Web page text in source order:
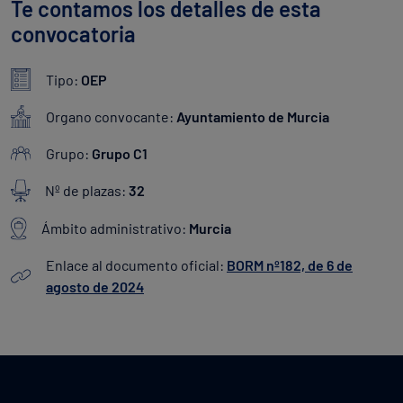
Te contamos los detalles de esta
convocatoria
Tipo: OEP
Organo convocante: Ayuntamiento de Murcia
Grupo: Grupo C1
Nº de plazas: 32
Ámbito administrativo: Murcia
Enlace al documento oficial: BORM nº182, de 6 de
agosto de 2024